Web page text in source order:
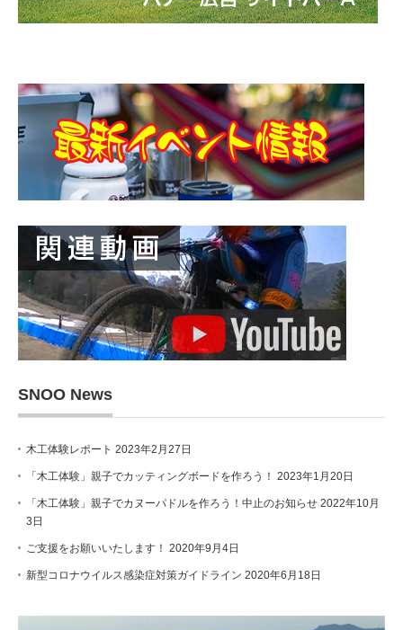
SNOO News
木工体験レポート 2023年2月27日
「木工体験」親子でカッティングボードを作ろう！ 2023年1月20日
「木工体験」親子でカヌーパドルを作ろう！中止のお知らせ 2022年10月
3日
ご支援をお願いいたします！ 2020年9月4日
新型コロナウイルス感染症対策ガイドライン 2020年6月18日